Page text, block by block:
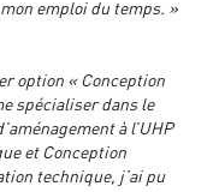
emploi du temps. »
option « Conception
spécialiser dans le
à l’UHP
et Conception
technique, j’ai pu